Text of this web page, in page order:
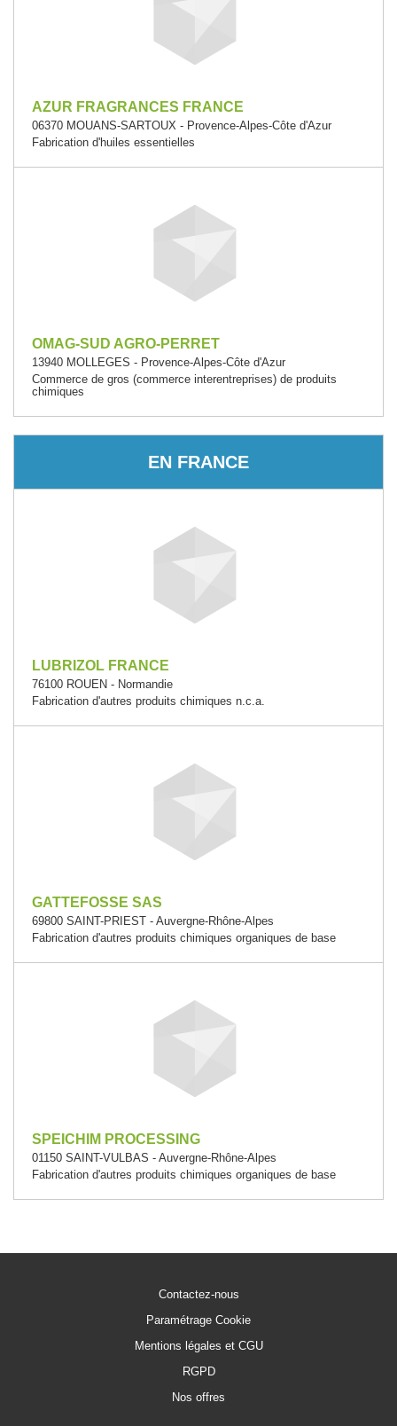
AZUR FRAGRANCES FRANCE
06370 MOUANS-SARTOUX - Provence-Alpes-Côte d'Azur
Fabrication d'huiles essentielles
OMAG-SUD AGRO-PERRET
13940 MOLLEGES - Provence-Alpes-Côte d'Azur
Commerce de gros (commerce interentreprises) de produits
chimiques
EN FRANCE
LUBRIZOL FRANCE
76100 ROUEN - Normandie
Fabrication d'autres produits chimiques n.c.a.
GATTEFOSSE SAS
69800 SAINT-PRIEST - Auvergne-Rhône-Alpes
Fabrication d'autres produits chimiques organiques de base
SPEICHIM PROCESSING
01150 SAINT-VULBAS - Auvergne-Rhône-Alpes
Fabrication d'autres produits chimiques organiques de base
Contactez-nous
Paramétrage Cookie
Mentions légales et CGU
RGPD
Nos offres